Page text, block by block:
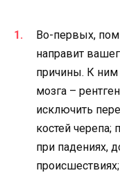
Во-первых,
направит
причины. К ним
мозга –
исключить
костей
при падениях,